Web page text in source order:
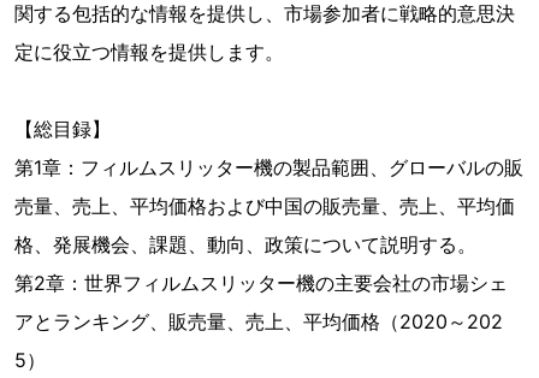
関する包括的な情報を提供し、市場参加者に戦略的意思決
定に役立つ情報を提供します。
【総目録】
第1章：フィルムスリッター機の製品範囲、グローバルの販
売量、売上、平均価格および中国の販売量、売上、平均価
格、発展機会、課題、動向、政策について説明する。
第2章：世界フィルムスリッター機の主要会社の市場シェ
アとランキング、販売量、売上、平均価格（2020～202
5）